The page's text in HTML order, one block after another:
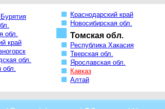
обл.
край
обл.
обл.
Краснодарский край
Новосибирская обл.
Томская обл.
Республика Хакасия
Тверская обл.
Ярославская обл.
Кавказ
Алтай